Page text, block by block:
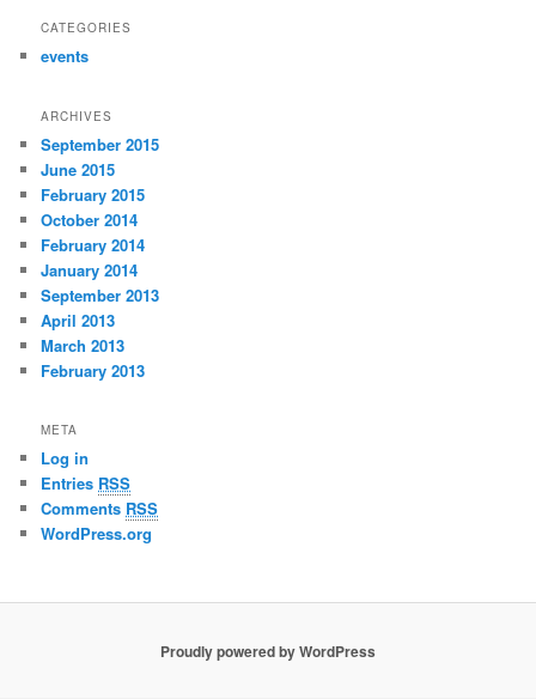
CATEGORIES
events
ARCHIVES
September 2015
June 2015
February 2015
October 2014
February 2014
January 2014
September 2013
April 2013
March 2013
February 2013
META
Log in
Entries RSS
Comments RSS
WordPress.org
Proudly powered by WordPress